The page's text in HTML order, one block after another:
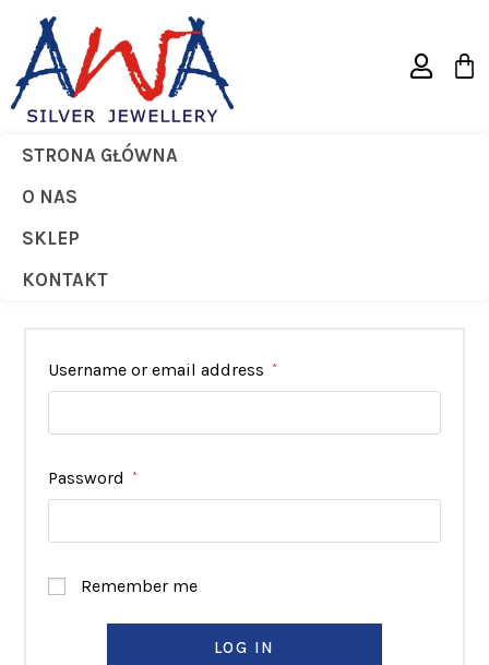
STRONA GŁÓWNA
O NAS
SKLEP
KONTAKT
Moje Konto
> Moje konto
Username or email address *
Password *
Remember me
LOG IN